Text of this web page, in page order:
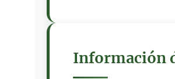
Información